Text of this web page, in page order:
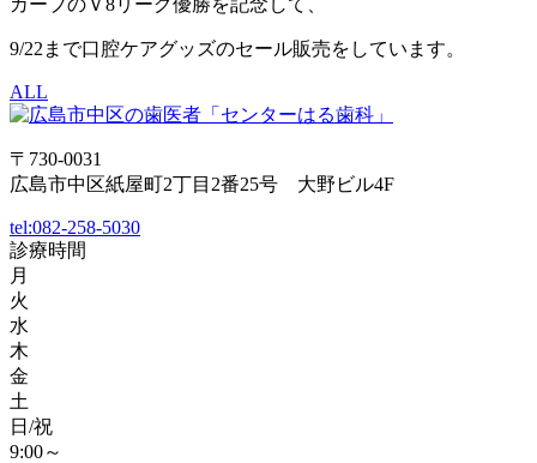
9/22まで口腔ケアグッズのセール販売をしています。
ALL
〒730-0031
広島市中区紙屋町2丁目2番25号 大野ビル4F
tel:082-258-5030
診療時間
月
火
水
木
金
土
日/祝
9:00～